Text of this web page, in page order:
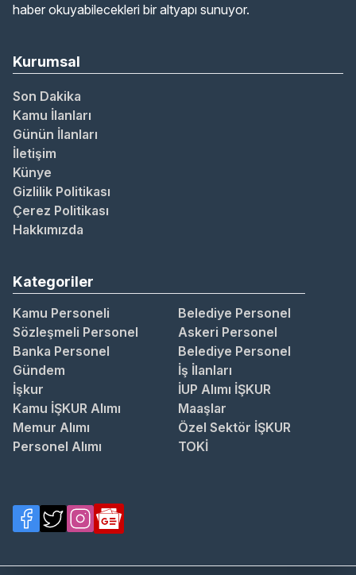
haber okuyabilecekleri bir altyapı sunuyor.
Kurumsal
Son Dakika
Kamu İlanları
Günün İlanları
İletişim
Künye
Gizlilik Politikası
Çerez Politikası
Hakkımızda
Kategoriler
Kamu Personeli
Belediye Personel
Sözleşmeli Personel
Askeri Personel
Banka Personel
Belediye Personel
Gündem
İş İlanları
İşkur
İUP Alımı İŞKUR
Kamu İŞKUR Alımı
Maaşlar
Memur Alımı
Özel Sektör İŞKUR
Personel Alımı
TOKİ